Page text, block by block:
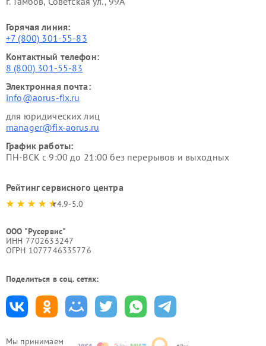
Мы принимаем
Горячая линия:
+7 (800) 301-55-83
Контактный телефон:
8 (800) 301-55-83
Электронная почта:
info@aorus-fix.ru
для юридических лиц
manager@fix-aorus.ru
График работы:
ПН-ВСК с 9:00 до 21:00 без перерывов и выходных
Рейтинг сервисного центра
4.9-5.0
ООО "Русервис"
ИНН 7702633247
ОГРН 1077746335776
Поделиться в соц. сетях: